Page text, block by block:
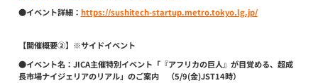
●イベント詳細： https://sushitech-startup.metro.tokyo.lg.jp/
【開催概要②】※サイドイベント
●イベント名： JICA主催特別イベント「『アフリカの巨人』が目覚める、超成
長市場ナイジェリアのリアル」のご案内 （5/9(金)JST14時）